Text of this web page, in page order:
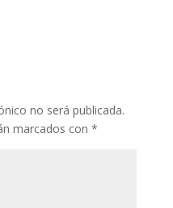
no será publicada.
marcados con *